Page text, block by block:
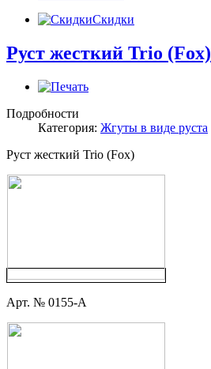
Скидки
Руст жесткий Trio (Fox)
Подробности
Категория: Жгуты в виде руста
Руст жесткий Trio (Fox)
Арт. № 0155-А